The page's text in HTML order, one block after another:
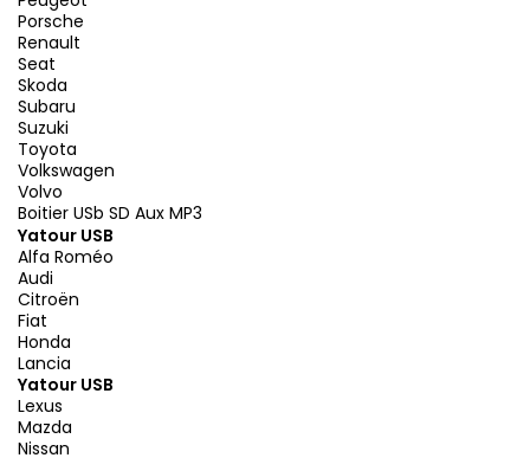
Porsche
Renault
Seat
Skoda
Subaru
Suzuki
Toyota
Volkswagen
Volvo
Boitier USb SD Aux MP3
Yatour USB
Alfa Roméo
Audi
Citroën
Fiat
Honda
Lancia
Yatour USB
Lexus
Mazda
Nissan